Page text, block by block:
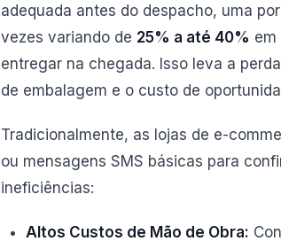
adequada antes do despacho, uma
vezes variando de 25% a até 40%
entregar na chegada. Isso leva a
de embalagem e o custo de
Tradicionalmente, as lojas de e-
ou mensagens SMS básicas para
ineficiências:
Altos Custos de Mão de Obra: